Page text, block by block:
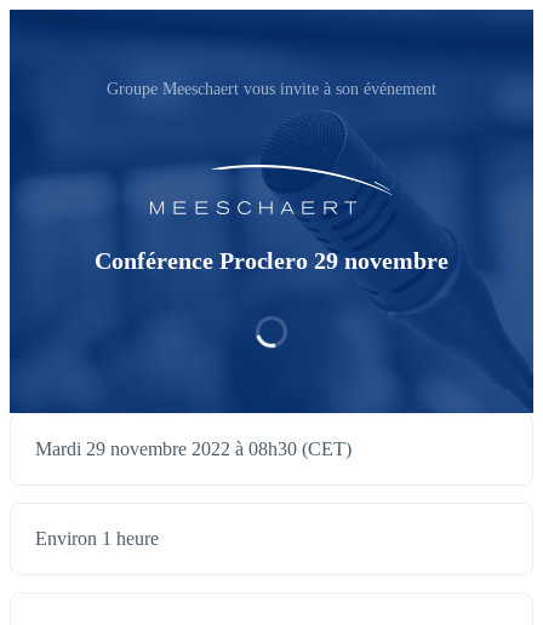
Groupe Meeschaert vous invite à son événement
Conférence Proclero 29 novembre
Mardi 29 novembre 2022 à 08h30 (CET)
Environ 1 heure